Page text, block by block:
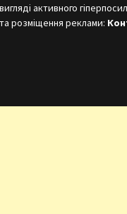
активного
розміщення реклами: